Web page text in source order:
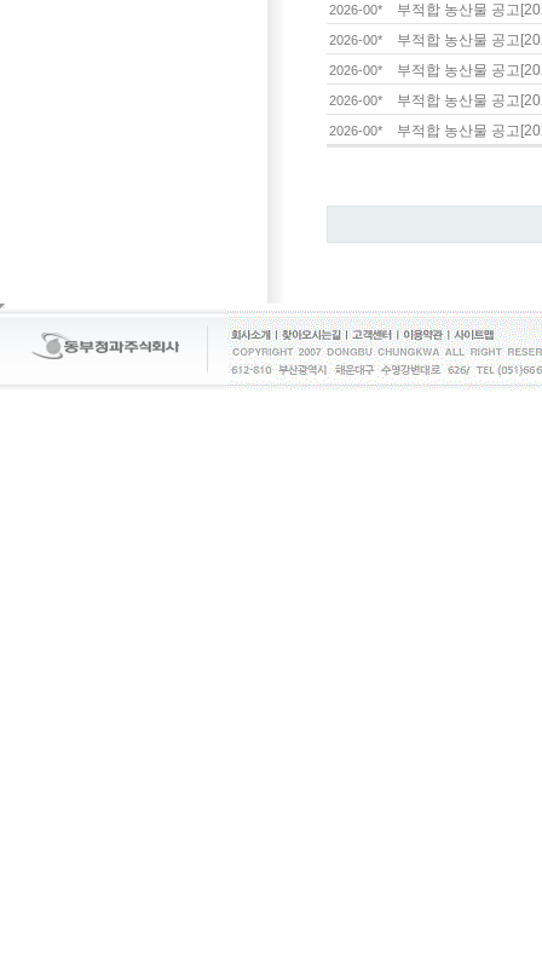
2026-00* 부적합 농산물 공고
2026-00* 부적합 농산물 공고
2026-00* 부적합 농산물 공고
2026-00* 부적합 농산물 공고
2026-00* 부적합 농산물 공고